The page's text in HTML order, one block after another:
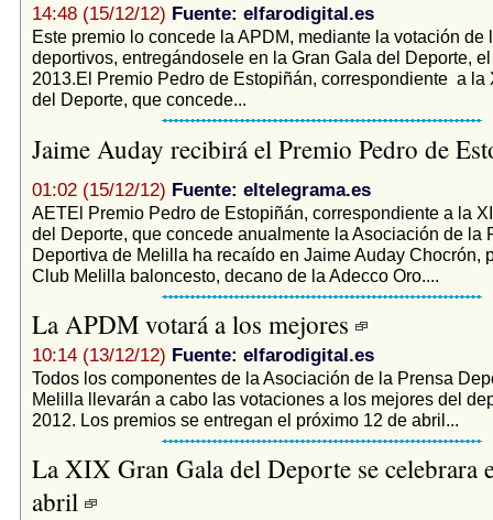
14:48 (15/12/12) Fuente: elfarodigital.es
Este premio lo concede la APDM, mediante la votación de
deportivos, entregándosele en la Gran Gala del Deporte,
2013.El Premio Pedro de Estopiñán, correspondiente a la
del Deporte, que concede...
Jaime Auday recibirá el Premio Pedro de
01:02 (15/12/12) Fuente: eltelegrama.es
AETEl Premio Pedro de Estopiñán, correspondiente a la
del Deporte, que concede anualmente la Asociación de la
Deportiva de Melilla ha recaído en Jaime Auday Chocrón,
Club Melilla baloncesto, decano de la Adecco Oro....
La APDM votará a los mejores
10:14 (13/12/12) Fuente: elfarodigital.es
Todos los componentes de la Asociación de la Prensa
Melilla llevarán a cabo las votaciones a los mejores del
2012. Los premios se entregan el próximo 12 de abril...
La XIX Gran Gala del Deporte se celebrara
abril